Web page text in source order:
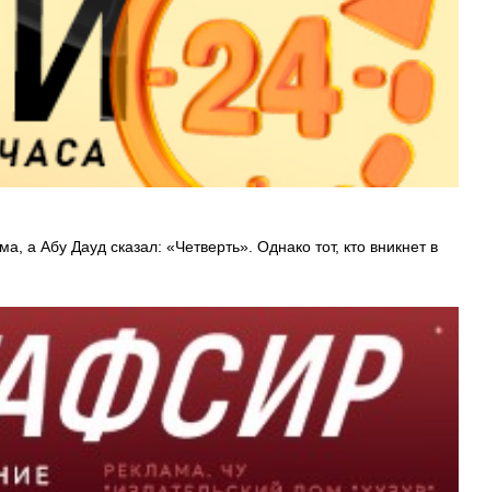
а Абу Дауд сказал: «Четверть». Однако тот, кто вникнет в